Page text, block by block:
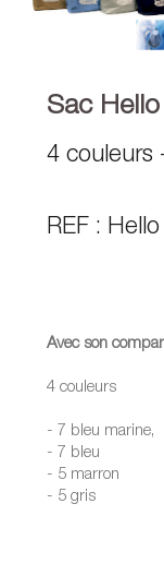
Sac
4 couleurs
REF :
Avec son
4 couleurs
- 7 bleu marine,
- 7 bleu
- 5 marron
- 5 gris